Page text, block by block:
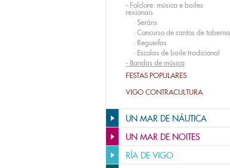
- Folclore: música e bailes
rexionais
· Seráns
· Concurso de cantos de taberna
· Regueifas
· Escolas de baile tradicional
- Bandas de música
FESTAS POPULARES
VIGO CONTRACULTURA
UN MAR DE NÁUTICA
UN MAR DE NOITES
RÍA DE VIGO